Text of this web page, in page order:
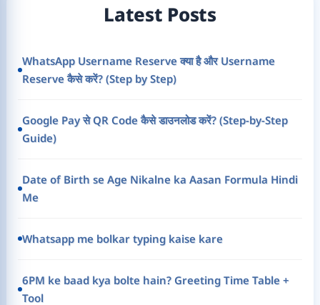
Latest Posts
WhatsApp Username Reserve क्या है और Username
Reserve कैसे करें? (Step by Step)
Google Pay से QR Code कैसे डाउनलोड करें? (Step-by-Step
Guide)
Date of Birth se Age Nikalne ka Aasan Formula Hindi
Me
Whatsapp me bolkar typing kaise kare
6PM ke baad kya bolte hain? Greeting Time Table +
Tool